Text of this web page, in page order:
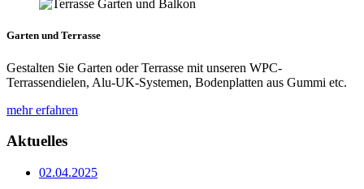
Garten und Terrasse
Gestalten Sie Garten oder Terrasse mit unseren WPC-
Terrassendielen, Alu-UK-Systemen, Bodenplatten aus Gummi etc.
mehr erfahren
Aktuelles
02.04.2025